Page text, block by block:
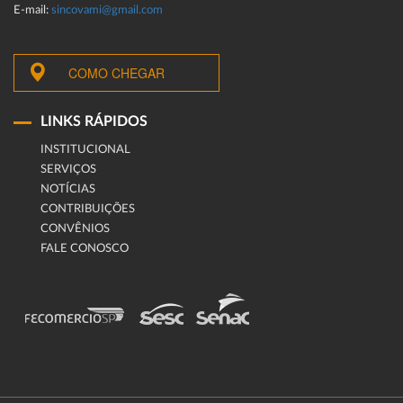
E-mail: sincovami@gmail.com
COMO CHEGAR
LINKS RÁPIDOS
INSTITUCIONAL
SERVIÇOS
NOTÍCIAS
CONTRIBUIÇÕES
CONVÊNIOS
FALE CONOSCO